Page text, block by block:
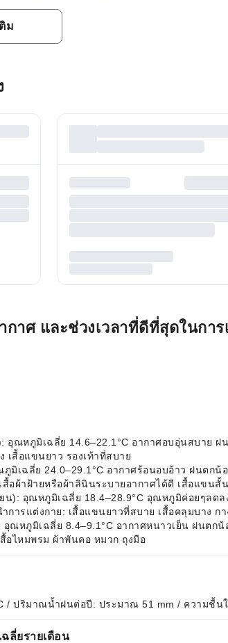
ม
าศ และช่วงเวลาที่ดีที่สุดในกา
อุณหภูมิเฉลี่ย 14.6–22.1°C อากาศอบอุ่นสบาย
เสื้อแขนยาว รองเท้าที่สบาย
มิเฉลี่ย 24.0–29.1°C อากาศร้อนอบอ้าว ฝนตก
อผ้าฝ้ายหรือผ้าลินินระบายอากาศได้ดี เสื้อแขนสั้
น): อุณหภูมิเฉลี่ย 18.4–28.9°C อุณหภูมิค่อยๆล
การแต่งกาย: เสื้อแขนยาวที่สบาย เสื้อคลุมบาง กา
ณหภูมิเฉลี่ย 8.4–9.1°C อากาศหนาวเย็น ฝนตก
อไหมพรม ผ้าพันคอ หมวก ถุงมือ
/ ปริมาณน้ำฝนต่อปี: ประมาณ 51 mm / ความชื้น
ลี่ยรายเดือน